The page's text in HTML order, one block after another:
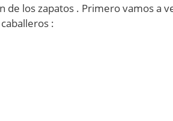
de los zapatos . Primero vamos a
: